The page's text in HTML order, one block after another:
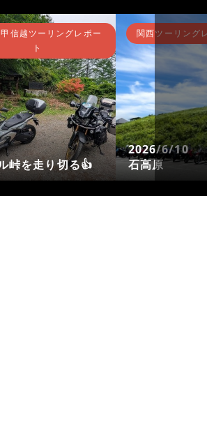
関西ツーリングレポート
2026/6/10 【平日】生
石高原
メンテ
12000
ました